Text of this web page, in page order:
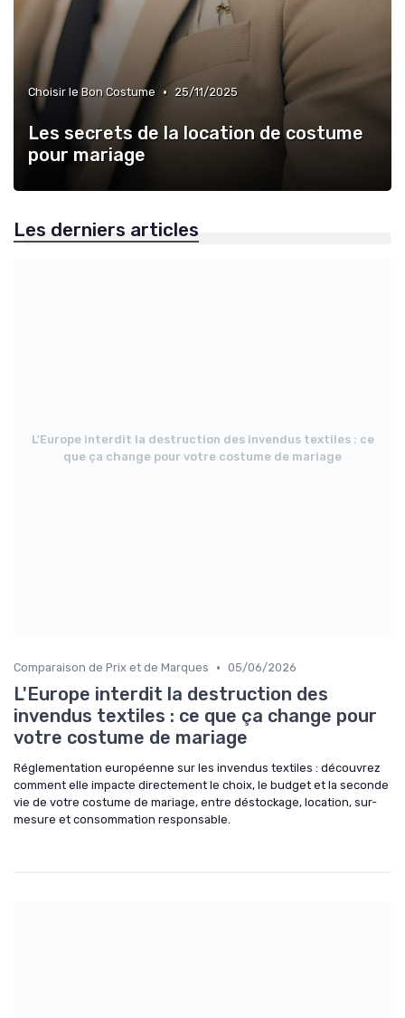
Choisir le Bon Costume • 25/11/2025
Les secrets de la location de costume
pour mariage
Les derniers articles
L'Europe interdit la destruction des invendus textiles : ce
que ça change pour votre costume de mariage
Comparaison de Prix et de Marques • 05/06/2026
L'Europe interdit la destruction des
invendus textiles : ce que ça change pour
votre costume de mariage
Réglementation européenne sur les invendus textiles : découvrez
comment elle impacte directement le choix, le budget et la seconde
vie de votre costume de mariage, entre déstockage, location, sur-
mesure et consommation responsable.